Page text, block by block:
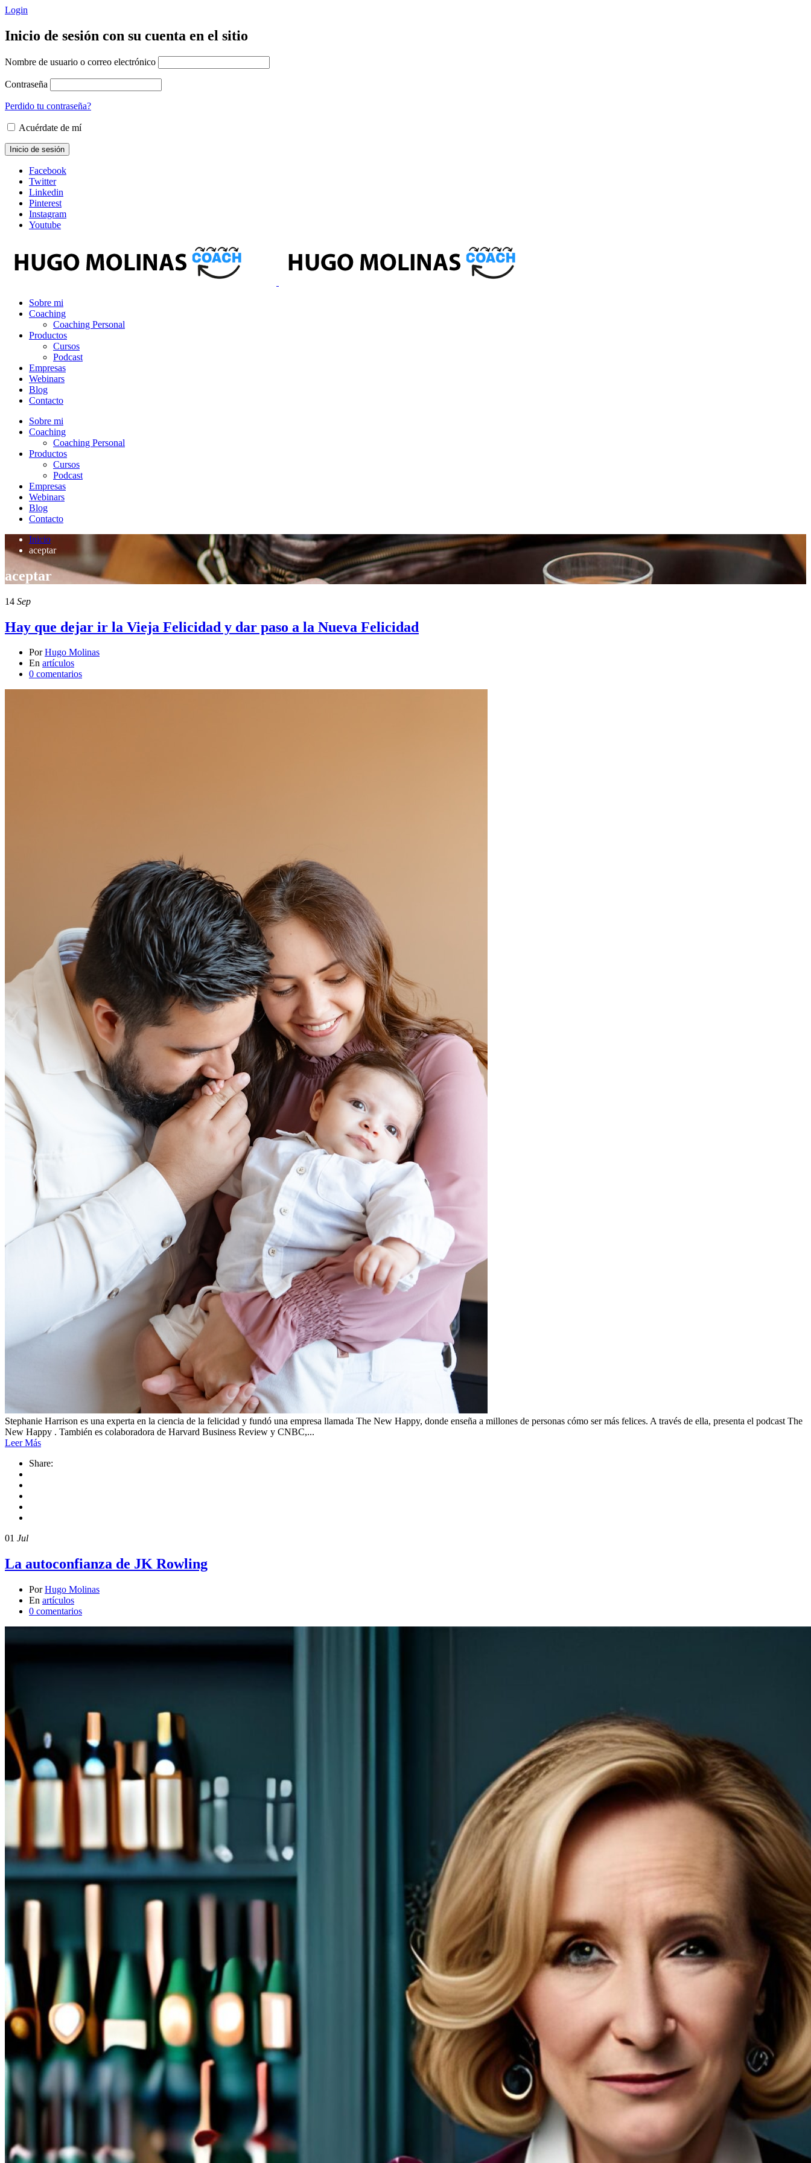
Login
Inicio de sesión con su cuenta en el sitio
Nombre de usuario o correo electrónico
Contraseña
Perdido tu contraseña?
Acuérdate de mí
Facebook
Twitter
Linkedin
Pinterest
Instagram
Youtube
Sobre mi
Coaching
Coaching Personal
Productos
Cursos
Podcast
Empresas
Webinars
Blog
Contacto
Sobre mi
Coaching
Coaching Personal
Productos
Cursos
Podcast
Empresas
Webinars
Blog
Contacto
Inicio
aceptar
aceptar
14 Sep
Hay que dejar ir la Vieja Felicidad y dar paso a la Nueva Felicidad
Por Hugo Molinas
En artículos
0 comentarios
Stephanie Harrison es una experta en la ciencia de la felicidad y fundó una empresa llamada The New Happy, donde enseña a millones de personas cómo ser más felices. A través de ella, presenta el podcast The
New Happy . También es colaboradora de Harvard Business Review y CNBC,...
Leer Más
Share:
01 Jul
La autoconfianza de JK Rowling
Por Hugo Molinas
En artículos
0 comentarios